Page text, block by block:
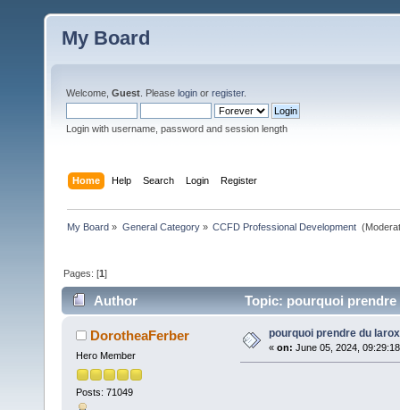
My Board
Welcome, Guest . Please login or register.
Login with username, password and session length
Home Help Search Login Register
My Board » General Category» CCFD Professional Development
Pages: [1]
Author Topic: pourquoi
DorotheaFerber
Hero Member
Posts: 71049
pourquoi prendre du
« on: June 05, 2024,